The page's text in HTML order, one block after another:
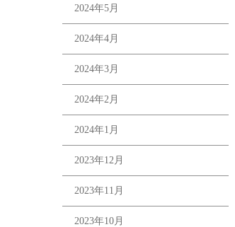
2024年5月
2024年4月
2024年3月
2024年2月
2024年1月
2023年12月
2023年11月
2023年10月